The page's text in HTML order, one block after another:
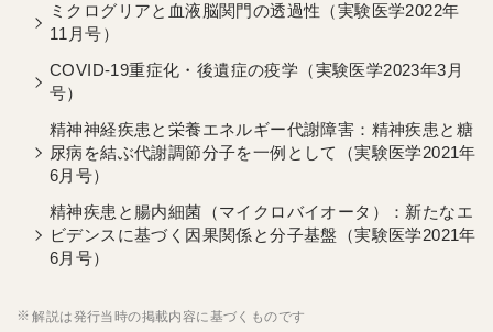
ミクログリアと血液脳関門の透過性（実験医学2022年
11月号）
COVID-19重症化・後遺症の疫学（実験医学2023年3月
号）
精神神経疾患と栄養エネルギー代謝障害：精神疾患と糖
尿病を結ぶ代謝調節分子を一例として（実験医学2021年
6月号）
精神疾患と腸内細菌（マイクロバイオータ）：新たなエ
ビデンスに基づく因果関係と分子基盤（実験医学2021年
6月号）
解説は発行当時の掲載内容に基づくものです